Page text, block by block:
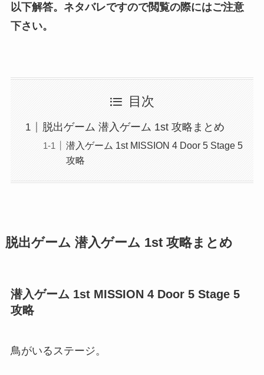
以下解答。ネタバレですので閲覧の際にはご注意
下さい。
目次
脱出ゲーム 潜入ゲーム 1st 攻略まとめ
潜入ゲーム 1st MISSION 4 Door 5 Stage 5
攻略
脱出ゲーム 潜入ゲーム 1st 攻略まとめ
潜入ゲーム 1st MISSION 4 Door 5 Stage 5
攻略
鳥がいるステージ。